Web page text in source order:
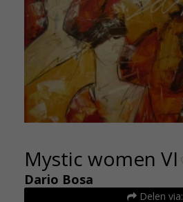
Mystic women VI
Dario Bosa
Delen via: